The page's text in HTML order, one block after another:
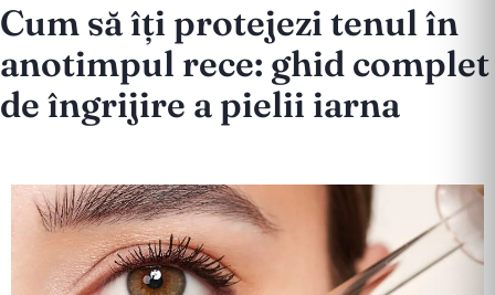
Cum să îți protejezi tenul în
anotimpul rece: ghid complet
de îngrijire a pielii iarna